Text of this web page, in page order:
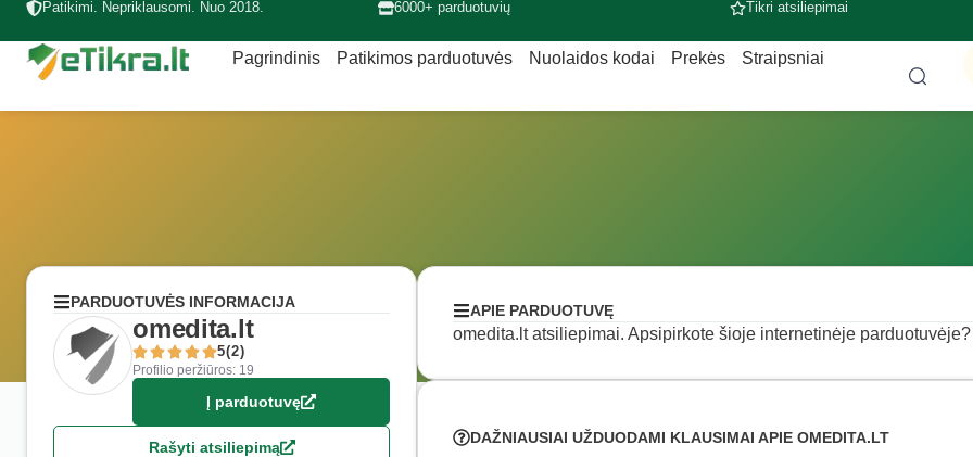
Patikimi. Nepriklausomi. Nuo 2018. 6000+ parduotuvių Tikri atsiliepimai
Pagrindinis Patikimos parduotuvės Nuolaidos kodai Prekės Straipsniai
PARDUOTUVĖS INFORMACIJA
omedita.lt
5(2)
Profilio peržiūros: 19
Į parduotuvę
Rašyti atsiliepimą
APIE PARDUOTUVĘ
omedita.lt atsiliepimai. Apsipirkote šioje internetinėje
DAŽNIAUSIAI UŽDUODAMI KLAUSIMAI APIE OMEDITA.LT